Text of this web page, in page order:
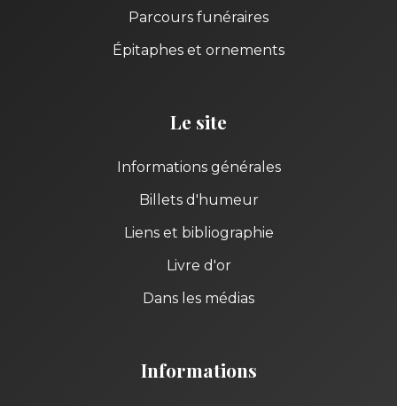
Parcours funéraires
Épitaphes et ornements
Le site
Informations générales
Billets d'humeur
Liens et bibliographie
Livre d'or
Dans les médias
Informations